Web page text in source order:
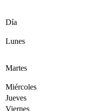
Día
Lunes
Martes
Miércoles
Jueves
Viernes